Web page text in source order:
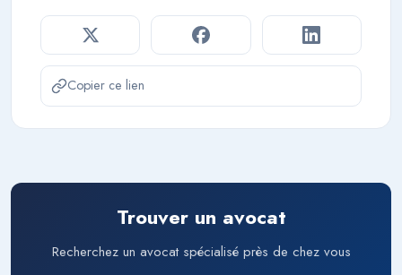
Copier ce lien
Trouver un avocat
Recherchez un avocat spécialisé près de chez vous